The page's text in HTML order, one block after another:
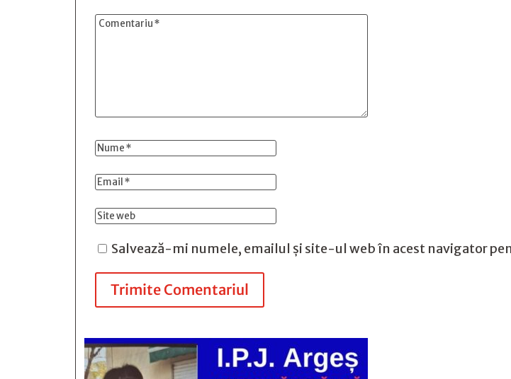
Salvează-mi numele, emailul și site-ul web în acest navigator
Trimite Comentariul